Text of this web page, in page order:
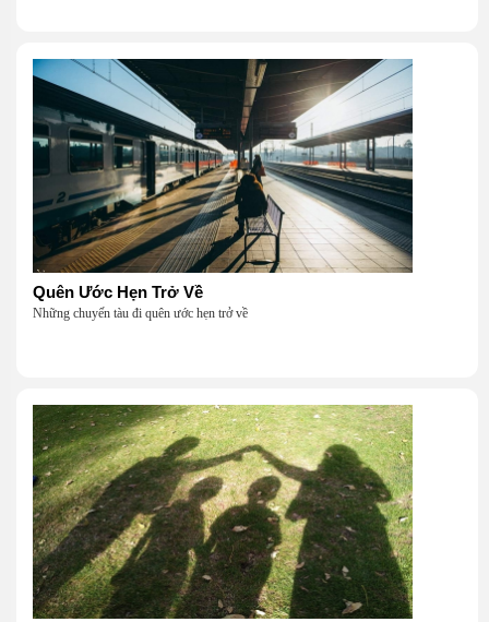
Quên Ước Hẹn Trở Về
Những chuyến tàu đi quên ước hẹn trở về